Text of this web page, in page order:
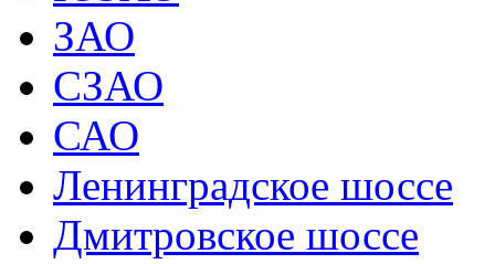
ЗАО
СЗАО
САО
Ленинградское шоссе
Дмитровское шоссе